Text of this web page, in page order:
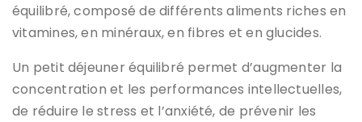
équilibré, composé de différents aliments riches en
vitamines, en minéraux, en fibres et en glucides.
Un petit déjeuner équilibré permet d’augmenter la
concentration et les performances intellectuelles,
de réduire le stress et l’anxiété, de prévenir les